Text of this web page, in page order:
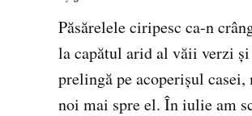
Păsărelele ciripesc ca-n
la capătul arid al văii verzi și
prelingă pe acoperișul
noi mai spre el. În iulie am